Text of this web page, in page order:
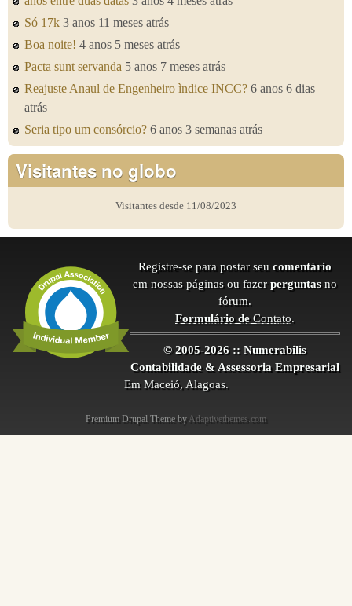
Só 17k 3 anos 11 meses atrás
Boa noite! 4 anos 5 meses atrás
Pacta sunt servanda 5 anos 7 meses atrás
Reajuste Anaul de Engenheiro ìndice INCC? 6 anos 6 dias
atrás
Seria tipo um consórcio? 6 anos 3 semanas atrás
Visitantes no globo
Visitantes desde 11/08/2023
Registre-se para postar seu comentário
em nossas páginas ou fazer perguntas no
fórum.
Formulário deContato.
© 2005-2026 :: Numerabilis
Contabilidade & Assessoria Empresarial
Em Maceió, Alagoas.
Premium Drupal Theme by Adaptivethemes.com